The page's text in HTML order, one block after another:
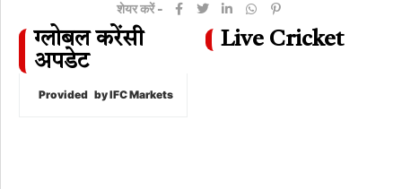
शेयर करें -
ग्लोबल करेंसी
अपडेट
Provided by IFC Markets
Live Cricket